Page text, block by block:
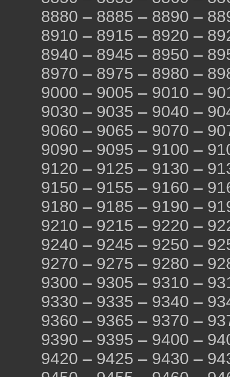
8880 – 8885 – 8890 –
8910 – 8915 – 8920 –
8940 – 8945 – 8950 –
8970 – 8975 – 8980 –
9000 – 9005 – 9010 –
9030 – 9035 – 9040 –
9060 – 9065 – 9070 –
9090 – 9095 – 9100 –
9120 – 9125 – 9130 –
9150 – 9155 – 9160 –
9180 – 9185 – 9190 –
9210 – 9215 – 9220 –
9240 – 9245 – 9250 –
9270 – 9275 – 9280 –
9300 – 9305 – 9310 –
9330 – 9335 – 9340 –
9360 – 9365 – 9370 –
9390 – 9395 – 9400 –
9420 – 9425 – 9430 –